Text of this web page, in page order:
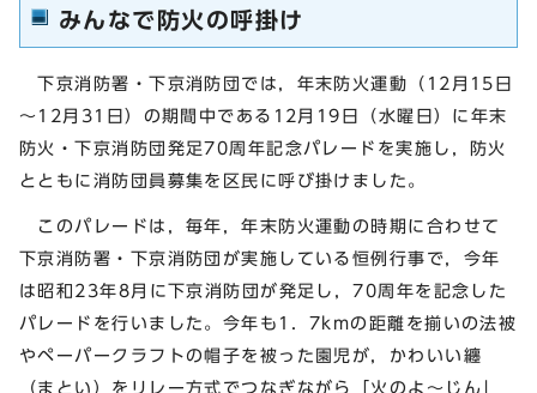
みんなで防火の呼掛け
下京消防署・下京消防団では，年末防火運動（12月15日
～12月31日）の期間中である12月19日（水曜日）に年末
防火・下京消防団発足70周年記念パレードを実施し，防火
とともに消防団員募集を区民に呼び掛けました。
このパレードは，毎年，年末防火運動の時期に合わせて
下京消防署・下京消防団が実施している恒例行事で，今年
は昭和23年8月に下京消防団が発足し，70周年を記念した
パレードを行いました。今年も1．7kmの距離を揃いの法被
やペーパークラフトの帽子を被った園児が，かわいい纏
（まとい）をリレー方式でつなぎながら「火のよ～じん」